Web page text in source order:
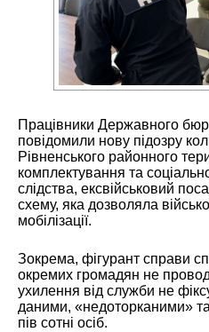
Працівники Державного
повідомили нову підозру
Рівненського районного
комплектування та
слідства, ексвійськовий
схему, яка дозволяла
мобілізації.
Зокрема, фігурант справи
окремих громадян не
ухилення від служби не
даними, «недоторканими»
пів сотні осіб.